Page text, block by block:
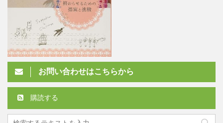
お問い合わせはこちらから
購読する